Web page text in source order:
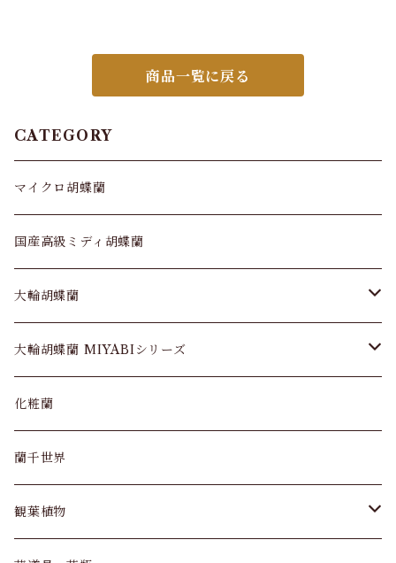
商品一覧に戻る
CATEGORY
マイクロ胡蝶蘭
国産高級ミディ胡蝶蘭
大輪胡蝶蘭
大輪胡蝶蘭 3本立
大輪胡蝶蘭 5本立
大輪胡蝶蘭 7本立
大輪胡蝶蘭 10本立
大輪胡蝶蘭 MIYABIシリーズ
MIYABIシリーズ 3本立
MIYABIシリーズ 5本立
化粧蘭
蘭千世界
観葉植物